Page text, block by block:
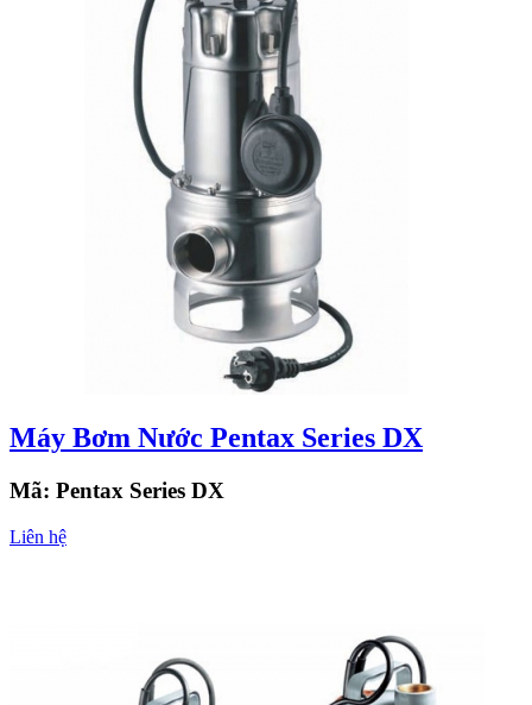
Máy Bơm Nước Pentax Series DX
Mã: Pentax Series DX
Liên hệ